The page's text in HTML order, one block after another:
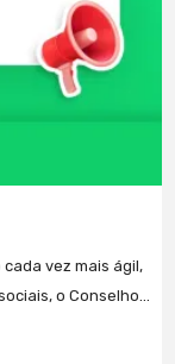
vez mais ágil,
o Conselho...